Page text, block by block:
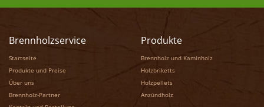
Brennholzservice
Startseite
Produkte und Preise
Über uns
Brennholz-Partner
Produkte
Brennholz und Kaminholz
Holzbriketts
Holzpellets
Anzündholz